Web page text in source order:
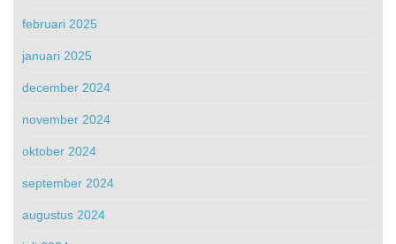
februari 2025
januari 2025
december 2024
november 2024
oktober 2024
september 2024
augustus 2024